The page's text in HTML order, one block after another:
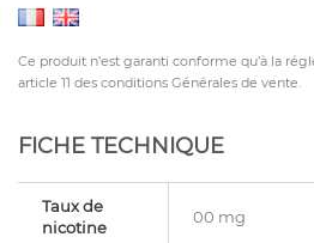
Ce produit n’est garanti conforme qu’à la
article 11 des conditions Générales de vente.
FICHE TECHNIQUE
Taux de
nicotine
00 mg